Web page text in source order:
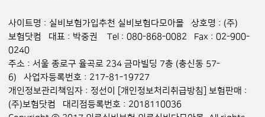
사이트명 : 실비보험가입추천 실비보험다모아몰 상호명 : (주)
보험닷컴 대표 : 박중권 Tel : 080-868-0082 Fax : 02-900-
0240
주소 : 서울 종로구 율곡로 234 금마빌딩 7층 (충신동 57-
6) 사업자등록번호 : 217-81-19727
개인정보관리책임자 : 정선이
[개인정보처리취급방침]
보험판매 :
(주)보험닷컴 대리점등록번호 : 2018110036